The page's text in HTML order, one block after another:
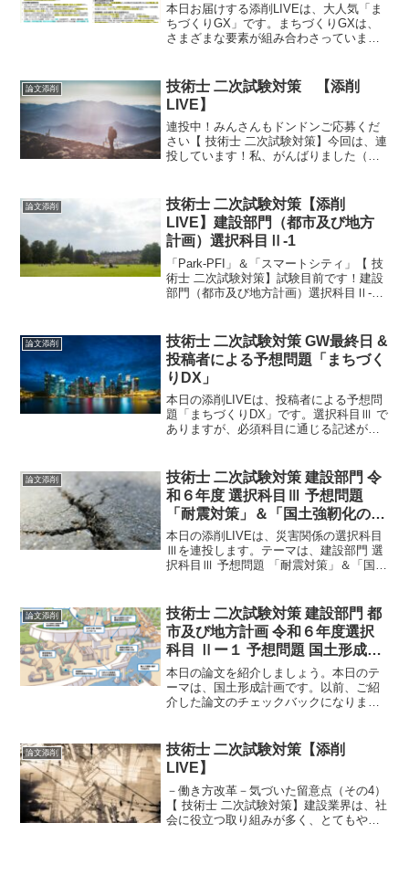
本日お届けする添削LIVEは、大人気「ま
ちづくりGX」です。まちづくりGXは、
さまざまな要素が組み合わさっていま
ォーメーションとは何なのだということ
を見ていきたいと思います。
論文添削
技術士 二次試験対策 【添削
LIVE】
連投中！みんさんもドンドンご応募くだ
さい【 技術士 二次試験対策】今回は、連
投しています！私、がんばりました（自
だ、余力がありますので、みなさんも投
稿してみてくださいね。...
論文添削
技術士 二次試験対策【添削
LIVE】建設部門（都市及び地方
計画）選択科目Ⅱ-1
「Park-PFI」＆「スマートシティ」【 技
術士 二次試験対策】試験目前です！建設
部門（都市及び地方計画）選択科目Ⅱ-1
問題でも挙げさせていただいた注目の
テ...
論文添削
技術士 二次試験対策 GW最終日 &
投稿者による予想問題「まちづく
りDX」
本日の添削LIVEは、投稿者による予想問
題「まちづくりDX」です。選択科目Ⅲ で
ありますが、必須科目に通じる記述が満
がものにすれば技術力を身につけること
ができるでしょう。
論文添削
技術士 二次試験対策 建設部門 令
和６年度 選択科目Ⅲ 予想問題
「耐震対策」＆「国土強靭化のデ
ジタル活用」
本日の添削LIVEは、災害関係の選択科目
Ⅲを連投します。テーマは、建設部門 選
択科目Ⅲ 予想問題 「耐震対策」＆「国土
いますので、今年は選択科目で出題され
るかもですね。
論文添削
技術士 二次試験対策 建設部門 都
市及び地方計画 令和６年度選択
科目 Ⅱー１ 予想問題 国土形成計
画チェックバック
本日の論文を紹介しましょう。本日のテ
ーマは、国土形成計画です。以前、ご紹
介した論文のチェックバックになります
内容だと思います。それでは早速みてい
きましょう。
論文添削
技術士 二次試験対策【添削
LIVE】
－働き方改革－気づいた留意点（その4）
【 技術士 二次試験対策】建設業界は、社
会に役立つ取り組みが多く、とてもやり